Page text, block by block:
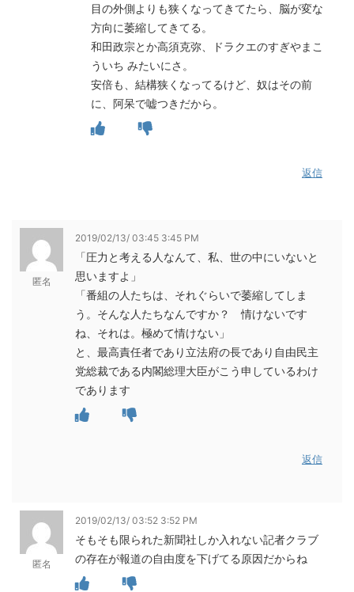
目の外側よりも狭くなってきてたら、脳が変な
方向に萎縮してきてる。
和田政宗とか高須克弥、ドラクエのすぎやまこ
ういち みたいにさ。
安倍も、結構狭くなってるけど、奴はその前
に、阿呆で嘘つきだから。
返信
匿名
2019/02/13/ 03:45 3:45 PM
「圧力と考える人なんて、私、世の中にいないと
思いますよ」
「番組の人たちは、それぐらいで萎縮してしま
う。そんな人たちなんですか？ 情けないです
ね、それは。極めて情けない」
と、最高責任者であり立法府の長であり自由民主
党総裁である内閣総理大臣がこう申しているわけ
であります
返信
匿名
2019/02/13/ 03:52 3:52 PM
そもそも限られた新聞社しか入れない記者クラブ
の存在が報道の自由度を下げてる原因だからね